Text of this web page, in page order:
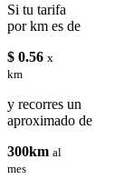
Si tu tarifa
por km es de
$ 0.56 x
km
y recorres un
aproximado de
300km al
mes